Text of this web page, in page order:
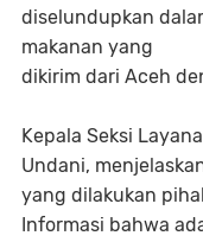
diselundupkan
makanan yang
dikirim dari Aceh
Kepala Seksi
Undani,
yang dilakukan
Informasi bahwa